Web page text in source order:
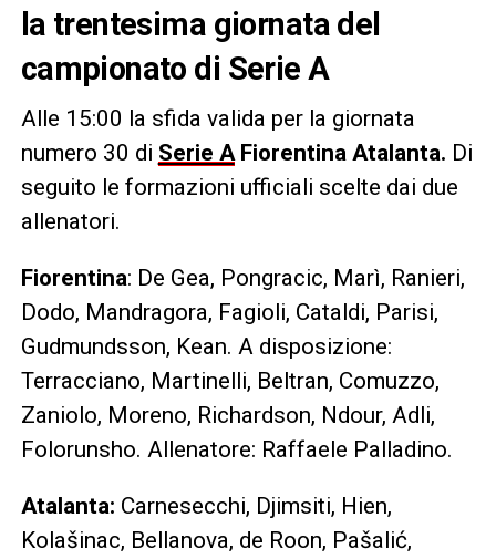
la trentesima giornata del
campionato di Serie A
Alle 15:00 la sfida valida per la giornata
numero 30 di Serie A Fiorentina Atalanta. Di
seguito le formazioni ufficiali scelte dai due
allenatori.
Fiorentina: De Gea, Pongracic, Marì, Ranieri,
Dodo, Mandragora, Fagioli, Cataldi, Parisi,
Gudmundsson, Kean. A disposizione:
Terracciano, Martinelli, Beltran, Comuzzo,
Zaniolo, Moreno, Richardson, Ndour, Adli,
Folorunsho. Allenatore: Raffaele Palladino.
Atalanta: Carnesecchi, Djimsiti, Hien,
Kolašinac, Bellanova, de Roon, Pašalić,